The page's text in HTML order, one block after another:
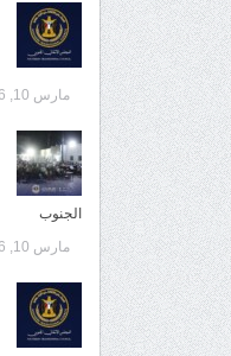
مارس 10, 2026
الجنوب
مارس 10, 2026